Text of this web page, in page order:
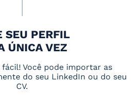
SEU PERFIL
ÚNICA VEZ
Você pode importar as
do seu LinkedIn ou do seu
CV.